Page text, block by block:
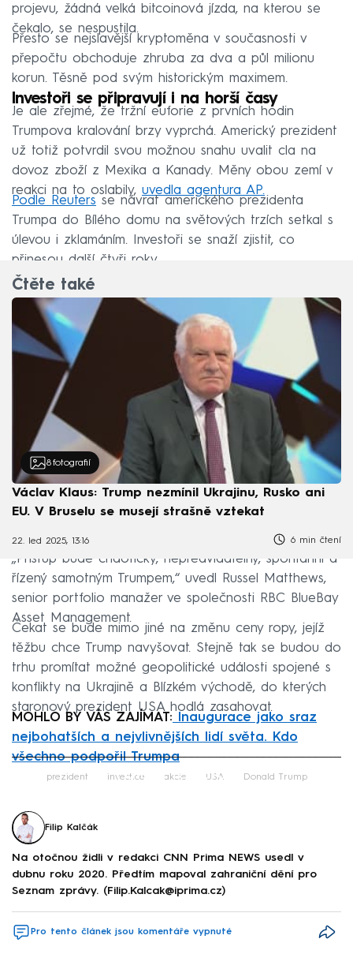
projevu, žádná velká bitcoinová jízda, na kterou se
čekalo, se nespustila.
Přesto se nejslavější kryptoměna v současnosti v
přepočtu obchoduje zhruba za dva a půl milionu
korun. Těsně pod svým historickým maximem.
Investoři se připravují i na horší časy
Je ale zřejmé, že tržní euforie z prvních hodin
Trumpova kralování brzy vyprchá. Americký prezident
už totiž potvrdil svou možnou snahu uvalit cla na
dovoz zboží z Mexika a Kanady. Měny obou zemí v
reakci na to oslabily, uvedla agentura AP.
Podle Reuters se návrat amerického prezidenta
Trumpa do Bílého domu na světových trzích setkal s
úlevou i zklamáním. Investoři se snaží zjistit, co
přinesou další čtyři roky.
Čtěte také
8 fotografií
Václav Klaus: Trump nezmínil Ukrajinu, Rusko ani
EU. V Bruselu se musejí strašně vztekat
22. led 2025, 13:16 6 min čtení
„Přístup bude chaotický, nepředvídatelný, spontánní a
řízený samotným Trumpem,“ uvedl Russel Matthews,
senior portfolio manažer ve společnosti RBC BlueBay
Asset Management.
Čekat se bude mimo jiné na změnu ceny ropy, jejíž
těžbu chce Trump navyšovat. Stejně tak se budou do
trhu promítat možné geopolitické události spojené s
konflikty na Ukrajině a Blízkém východě, do kterých
staronový prezident USA hodlá zasahovat.
MOHLO BY VÁS ZAJÍMAT: Inaugurace jako sraz
nejbohatších a nejvlivnějších lidí světa. Kdo
všechno podpořil Trumpa
Failed to fetch
prezident investice akcie USA Donald Trump
Filip Kalčák
Na otočnou židli v redakci CNN Prima NEWS usedl v
dubnu roku 2020. Předtím mapoval zahraniční dění pro
Seznam zprávy. (Filip.Kalcak@iprima.cz)
Pro tento článek jsou komentáře vypnuté